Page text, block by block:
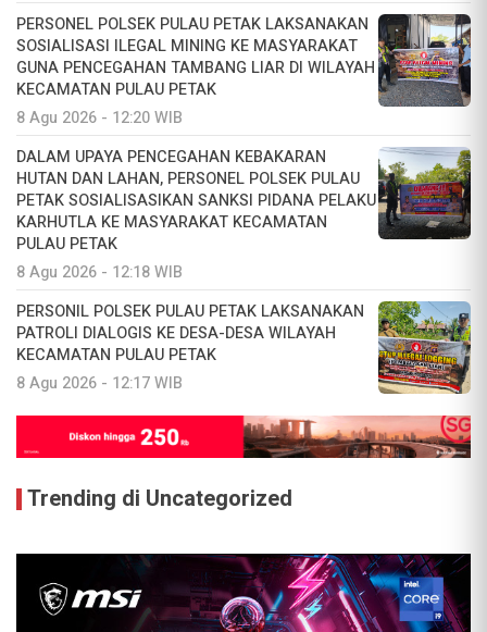
PERSONEL POLSEK PULAU PETAK LAKSANAKAN
SOSIALISASI ILEGAL MINING KE MASYARAKAT
GUNA PENCEGAHAN TAMBANG LIAR DI WILAYAH
KECAMATAN PULAU PETAK
8 Agu 2026 - 12:20 WIB
DALAM UPAYA PENCEGAHAN KEBAKARAN
HUTAN DAN LAHAN, PERSONEL POLSEK PULAU
PETAK SOSIALISASIKAN SANKSI PIDANA PELAKU
KARHUTLA KE MASYARAKAT KECAMATAN
PULAU PETAK
8 Agu 2026 - 12:18 WIB
PERSONIL POLSEK PULAU PETAK LAKSANAKAN
PATROLI DIALOGIS KE DESA-DESA WILAYAH
KECAMATAN PULAU PETAK
8 Agu 2026 - 12:17 WIB
Trending di Uncategorized